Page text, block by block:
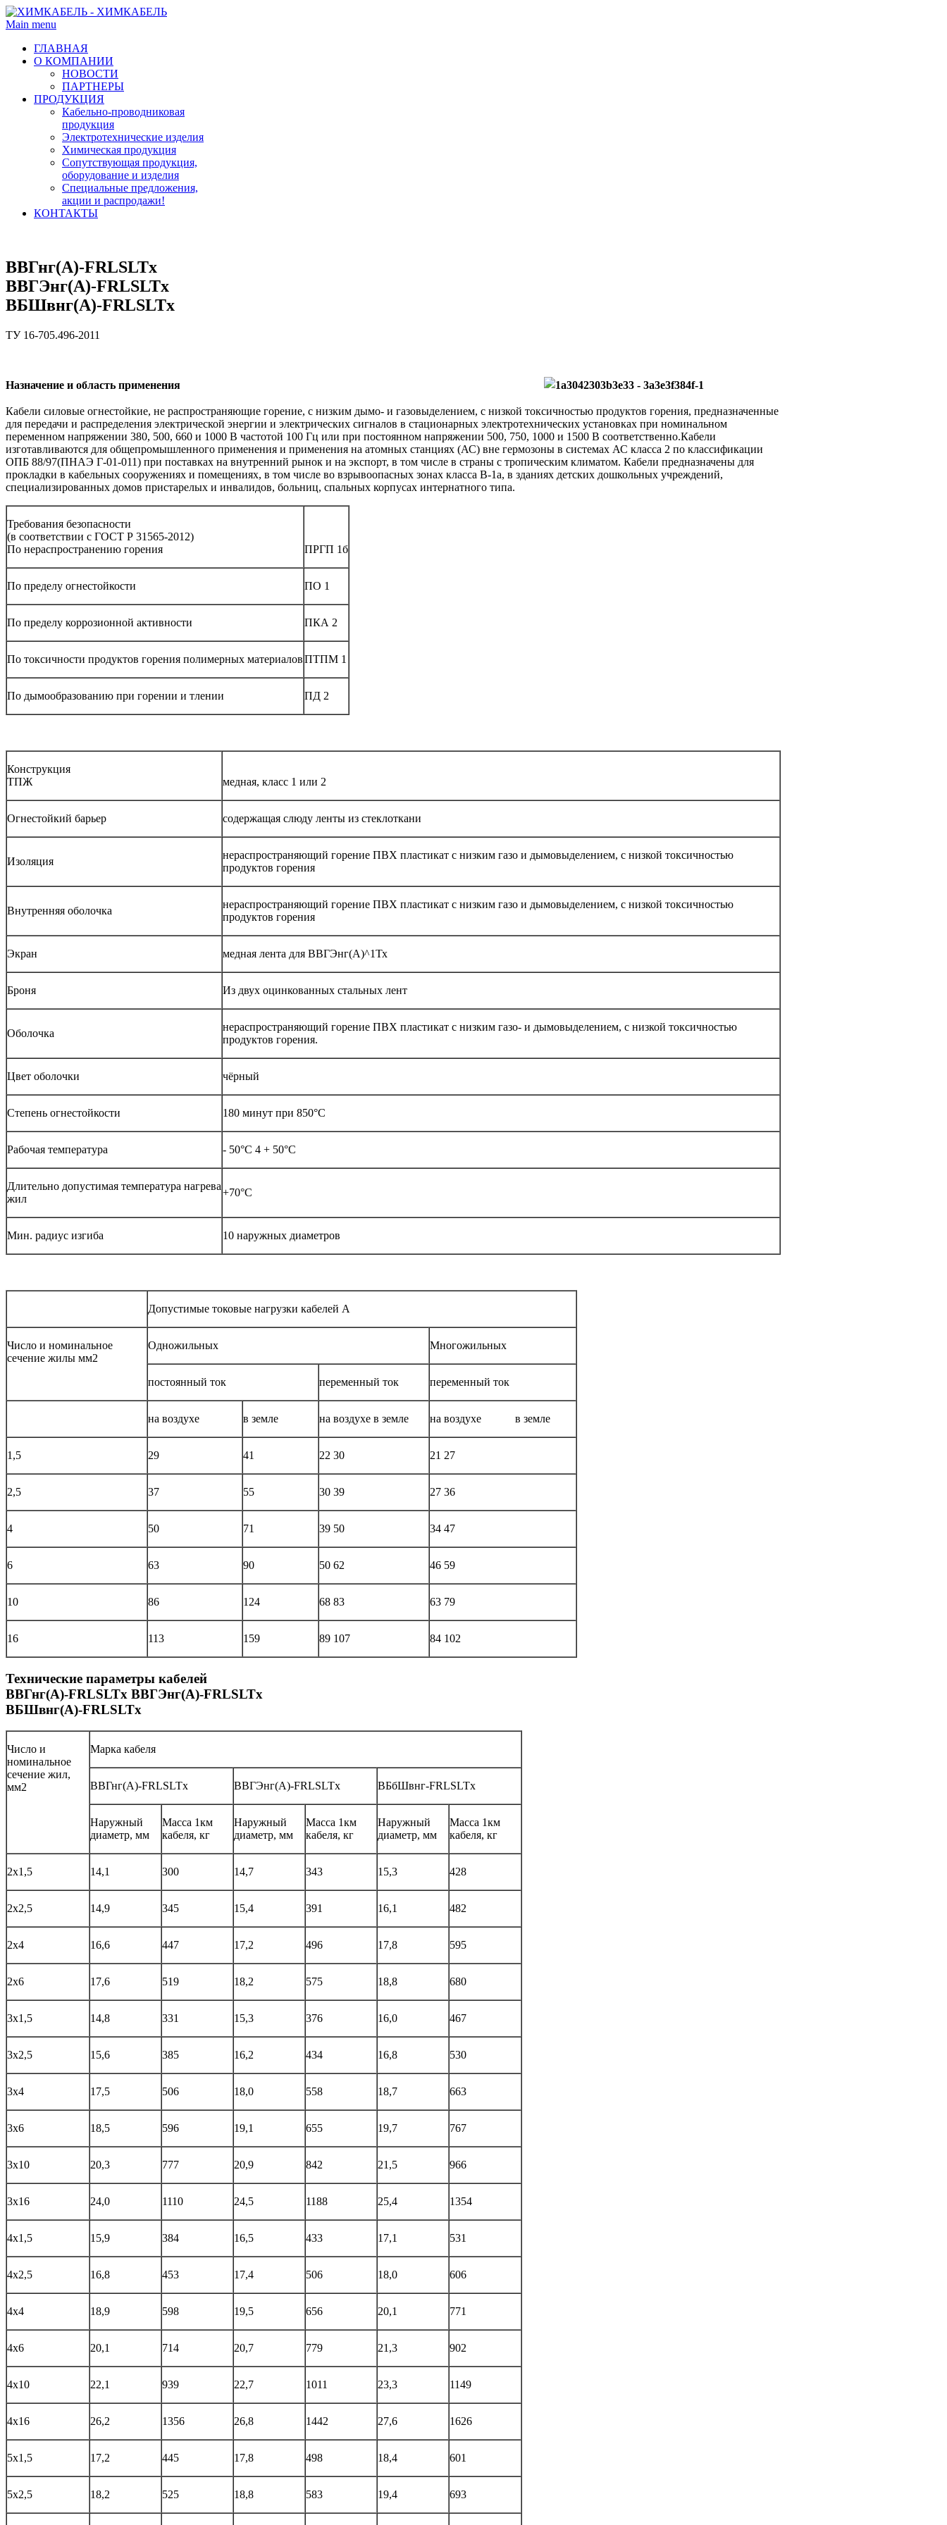
Main menu
ГЛАВНАЯ
О КОМПАНИИ
НОВОСТИ
ПАРТНЕРЫ
ПРОДУКЦИЯ
Кабельно-проводниковая
продукция
Электротехнические изделия
Химическая продукция
Сопутствующая продукция,
оборудование и изделия
Специальные предложения,
акции и распродажи!
КОНТАКТЫ
ВВГнг(А)-FRLSLTx
ВВГЭнг(А)-FRLSLTx
ВБШвнг(А)-FRLSLTx
ТУ 16-705.496-2011
Назначение и область применения
Кабели силовые огнестойкие, не распространяющие горение, с низким дымо- и газовыделением, с низкой токсичностью продуктов горения, предназначенные
для передачи и распределения электрической энергии и электрических сигналов в стационарных электротехнических установках при номинальном
переменном напряжении 380, 500, 660 и 1000 В частотой 100 Гц или при постоянном напряжении 500, 750, 1000 и 1500 В соответственно.Кабели
изготавливаются для общепромышленного применения и применения на атомных станциях (АС) вне гермозоны в системах АС класса 2 по классификации
ОПБ 88/97(ПНАЭ Г-01-011) при поставках на внутренний рынок и на экспорт, в том числе в страны с тропическим климатом. Кабели предназначены для
прокладки в кабельных сооружениях и помещениях, в том числе во взрывоопасных зонах класса В-1а, в зданиях детских дошкольных учреждений,
специализированных домов пристарелых и инвалидов, больниц, спальных корпусах интернатного типа.
Требования безопасности
(в соответствии с ГОСТ Р 31565-2012)
По нераспространению горения
ПРГП 1б
По пределу огнестойкости ПО 1
По пределу коррозионной активности ПКА 2
По токсичности продуктов горения полимерных материаловПТПМ 1
По дымообразованию при горении и тлении ПД 2
Конструкция
ТПЖ
медная, класс 1 или 2
Огнестойкий барьер содержащая слюду ленты из стеклоткани
Изоляция
нераспространяющий горение ПВХ пла­стикат с низким газо и дымовыделением, с низкой токсичностью
продуктов горения
Внутренняя оболочка
нераспространяющий горение ПВХ пла­стикат с низким газо и дымовыделением, с низкой токсичностью
продуктов горения
Экран медная лента для ВВГЭнг(А)^1Тх
Броня Из двух оцинкованных стальных лент
Оболочка
нераспространяющий горение ПВХ пла­стикат с низким газо- и дымовыделением, с низкой токсичностью
продуктов горения.
Цвет оболочки чёрный
Степень огнестойкости 180 минут при 850°С
Рабочая температура - 50°С 4 + 50°С
Длительно допустимая температура нагрева
жил
+70°С
Мин. радиус изгиба 10 наружных диаметров
Допустимые токовые нагрузки кабелей А
Число и номинальное
сечение жилы мм2
Одножильных Многожильных
постоянный ток переменный ток переменный ток
на воздухе в земле на воздухе в земле на воздухе в земле
1,5 29 41 22 30 21 27
2,5 37 55 30 39 27 36
4 50 71 39 50 34 47
6 63 90 50 62 46 59
10 86 124 68 83 63 79
16 113 159 89 107 84 102
Технические параметры кабелей
ВВГнг(А)-FRLSLTx ВВГЭнг(А)-FRLSLTx
ВБШвнг(А)-FRLSLTx
Число и
номинальное
сечение жил,
мм2
Марка кабеля
ВВГнг(А)-FRLSLTx BBГЭнг(A)-FRLSLTx ВБбШвнг-FRLSLTx
Наружный
диаметр, мм
Масса 1км
кабеля, кг
Наружный
диаметр, мм
Масса 1км
кабеля, кг
Наружный
диаметр, мм
Масса 1км
кабеля, кг
2х1,5 14,1 300 14,7 343 15,3 428
2х2,5 14,9 345 15,4 391 16,1 482
2х4 16,6 447 17,2 496 17,8 595
2х6 17,6 519 18,2 575 18,8 680
3х1,5 14,8 331 15,3 376 16,0 467
3х2,5 15,6 385 16,2 434 16,8 530
3х4 17,5 506 18,0 558 18,7 663
3х6 18,5 596 19,1 655 19,7 767
3х10 20,3 777 20,9 842 21,5 966
3х16 24,0 1110 24,5 1188 25,4 1354
4х1,5 15,9 384 16,5 433 17,1 531
4х2,5 16,8 453 17,4 506 18,0 606
4х4 18,9 598 19,5 656 20,1 771
4х6 20,1 714 20,7 779 21,3 902
4х10 22,1 939 22,7 1011 23,3 1149
4х16 26,2 1356 26,8 1442 27,6 1626
5х1,5 17,2 445 17,8 498 18,4 601
5х2,5 18,2 525 18,8 583 19,4 693